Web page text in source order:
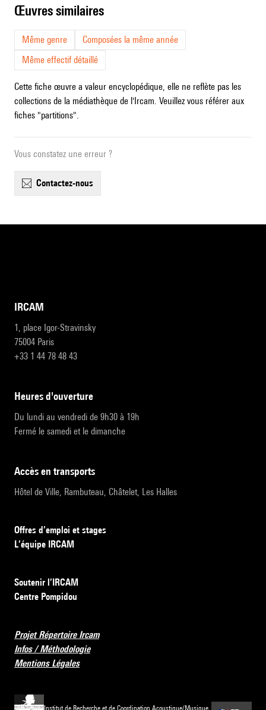
œuvres similaires
Même genre
Composées la même année
Même effectif détaillé
Cette fiche œuvre a valeur encyclopédique, elle ne reflète pas les
collections de la médiathèque de l'Ircam. Veuillez vous référer aux
fiches "partitions".
Vous constatez une erreur ?
contactez-nous
IRCAM
1, place Igor-Stravinsky
75004 Paris
+33 1 44 78 48 43
heures d'ouverture
Du lundi au vendredi de 9h30 à 19h
Fermé le samedi et le dimanche
accès en transports
Hôtel de Ville, Rambuteau, Châtelet, Les Halles
Offres d’emploi et stages
L’équipe IRCAM
Soutenir l’IRCAM
Centre Pompidou
Projet Répertoire Ircam
Infos / Méthodologie
Mentions Légales
Institut de Recherche et de Coordination Acoustique/Musique